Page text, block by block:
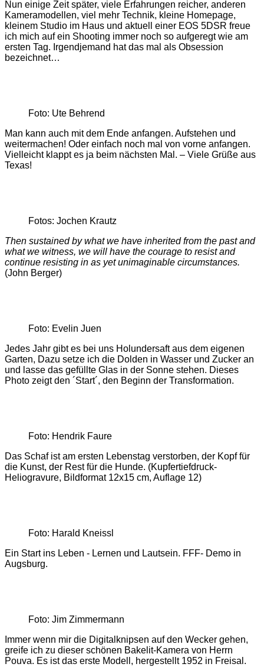
Nun einige Zeit später, viele Erfahrungen reicher, anderen
Kameramodellen, viel mehr Technik, kleine Homepage,
kleinem Studio im Haus und aktuell einer EOS 5DSR freue
ich mich auf ein Shooting immer noch so aufgeregt wie am
ersten Tag. Irgendjemand hat das mal als Obsession
bezeichnet…
Foto: Ute Behrend
Man kann auch mit dem Ende anfangen. Aufstehen und
weitermachen! Oder einfach noch mal von vorne anfangen.
Vielleicht klappt es ja beim nächsten Mal. – Viele Grüße aus
Texas!
Fotos: Jochen Krautz
Then sustained by what we have inherited from the past and
what we witness, we will have the courage to resist and
continue resisting in as yet unimaginable circumstances.
(John Berger)
Foto: Evelin Juen
Jedes Jahr gibt es bei uns Holundersaft aus dem eigenen
Garten, Dazu setze ich die Dolden in Wasser und Zucker an
und lasse das gefüllte Glas in der Sonne stehen. Dieses
Photo zeigt den ´Start´, den Beginn der Transformation.
Foto: Hendrik Faure
Das Schaf ist am ersten Lebenstag verstorben, der Kopf für
die Kunst, der Rest für die Hunde. (Kupfertiefdruck-
Heliogravure, Bildformat 12x15 cm, Auflage 12)
Foto: Harald Kneissl
Ein Start ins Leben - Lernen und Lautsein. FFF- Demo in
Augsburg.
Foto: Jim Zimmermann
Immer wenn mir die Digitalknipsen auf den Wecker gehen,
greife ich zu dieser schönen Bakelit-Kamera von Herrn
Pouva. Es ist das erste Modell, hergestellt 1952 in Freisal.